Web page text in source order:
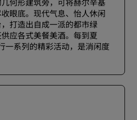
眼底。现代气息、怡人休闲
打造出自成一派的都市绿
应各式美餐美酒。每到夏
一系列的精彩活动，是消闲度